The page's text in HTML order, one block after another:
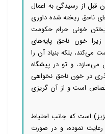
قبل از رسیدگی به اعمال
ناحق ریخته شده داوری
خونی حرام حکومت
خون ناحق پایه‌های
بلکه بنیاد آن را
می‌سازد، و تو در پیشگاه
در خون ناحق نخواهی
است و از آن گریزی
است که جانب احتیاط
رعایت نموده، و در صورت